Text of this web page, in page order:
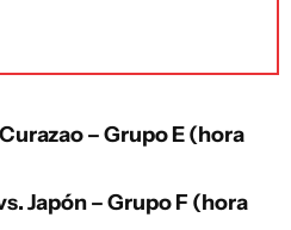
– Grupo E (hora
Japón – Grupo F (hora